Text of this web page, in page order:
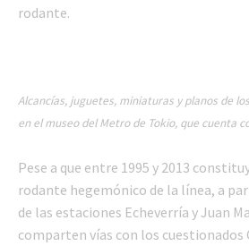
rodante.
Alcancías, juguetes, miniaturas y planos de
en el museo del Metro de Tokio, que cuenta
Pese a que entre 1995 y 2013
rodante hegemónico de la línea, a
de las estaciones Echeverría y Juan
comparten vías con los cuestionados